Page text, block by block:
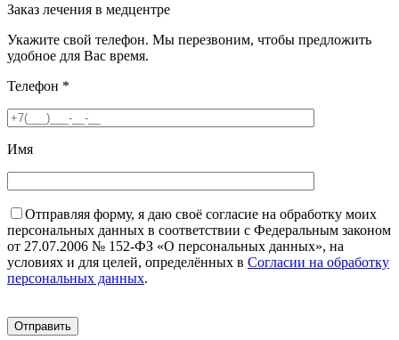
Заказ лечения в медцентре
Укажите свой телефон. Мы перезвоним, чтобы предложить
удобное для Вас время.
Телефон *
Имя
Отправляя форму, я даю своё согласие на обработку моих
персональных данных в соответствии с Федеральным законом
от 27.07.2006 № 152-ФЗ «О персональных данных», на
условиях и для целей, определённых в Согласии на обработку
персональных данных.